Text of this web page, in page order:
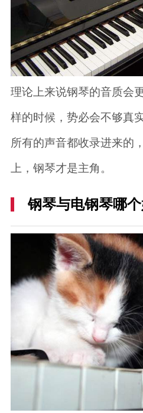
理论上来说钢琴的音质会
样的时候，势必会不够真
所有的声音都收录进来的
上，钢琴才是主角。
钢琴与电钢琴哪